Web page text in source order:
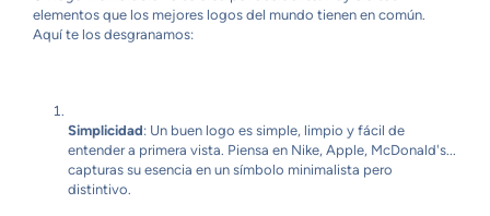
elementos que los mejores logos del mundo tienen en común.
Aquí te los desgranamos:
Simplicidad: Un buen logo es simple, limpio y fácil de
entender a primera vista. Piensa en Nike, Apple, McDonald's...
capturas su esencia en un símbolo minimalista pero
distintivo.